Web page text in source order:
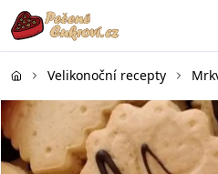
Velikonoční recepty